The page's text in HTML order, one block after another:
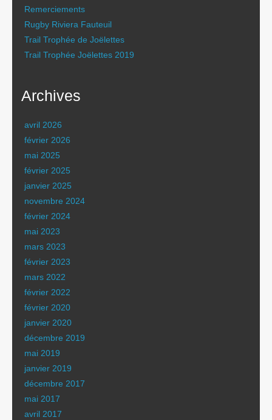
Remerciements
Rugby Riviera Fauteuil
Trail Trophée de Joëlettes
Trail Trophée Joëlettes 2019
Archives
avril 2026
février 2026
mai 2025
février 2025
janvier 2025
novembre 2024
février 2024
mai 2023
mars 2023
février 2023
mars 2022
février 2022
février 2020
janvier 2020
décembre 2019
mai 2019
janvier 2019
décembre 2017
mai 2017
avril 2017